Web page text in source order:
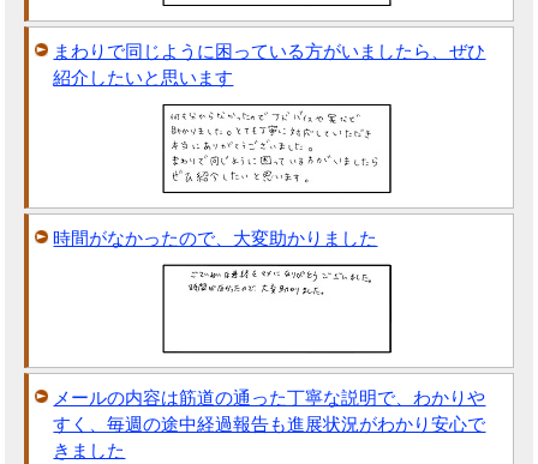
まわりで同じように困っている方がいましたら、ぜひ
紹介したいと思います
時間がなかったので、大変助かりました
メールの内容は筋道の通った丁寧な説明で、わかりや
すく、毎週の途中経過報告も進展状況がわかり安心で
きました